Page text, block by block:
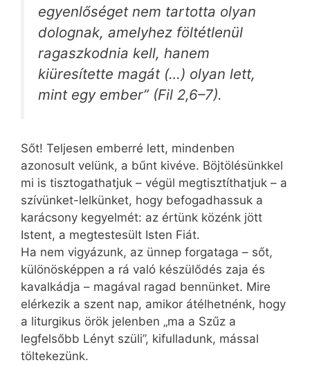
egyenlőséget nem tartotta olyan
dolognak, amelyhez föltétlenül
ragaszkodnia kell, hanem
kiüresítette magát (…) olyan lett,
mint egy ember” (Fil 2,6–7).
Sőt! Teljesen emberré lett, mindenben
azonosult velünk, a bűnt kivéve. Böjtölésünkkel
mi is tisztogathatjuk – végül megtisztíthatjuk – a
szívünket-lelkünket, hogy befogadhassuk a
karácsony kegyelmét: az értünk közénk jött
Istent, a megtestesült Isten Fiát.
Ha nem vigyázunk, az ünnep forgataga – sőt,
különösképpen a rá való készülődés zaja és
kavalkádja – magával ragad bennünket. Mire
elérkezik a szent nap, amikor átélhetnénk, hogy
a liturgikus örök jelenben „ma a Szűz a
legfelsőbb Lényt szüli”, kifulladunk, mással
töltekezünk.